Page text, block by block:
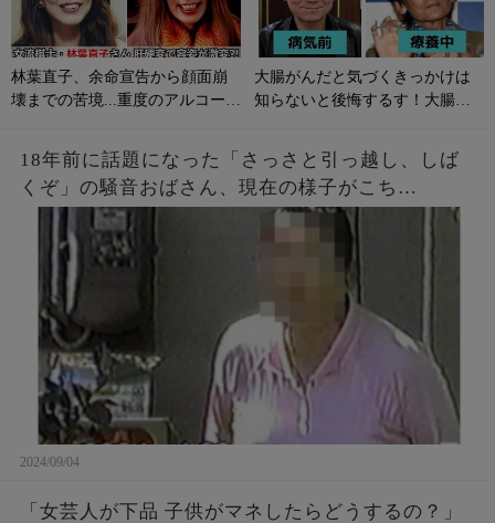
林葉直子、余命宣告から顔面崩
壊までの苦境...重度のアルコール
大腸がんだと気づくきっかけは
知らないと後悔するす！大腸が
18年前に話題になった「さっさと引っ越し、しば
くぞ」の騒音おばさん、現在の様子がこち
2024/09/04
「女芸人が下品 子供がマネしたらどうするの？」